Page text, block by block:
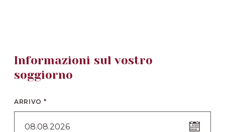
Informazioni sul vostro
soggiorno
ARRIVO *
08.08.2026